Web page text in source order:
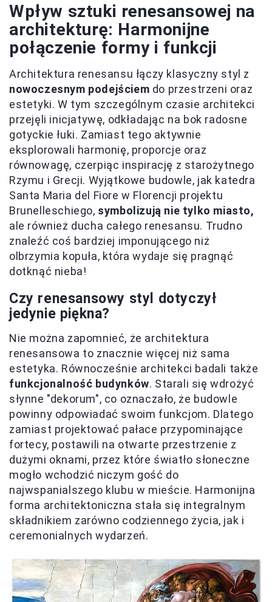
Wpływ sztuki renesansowej na
architekturę: Harmonijne
połączenie formy i funkcji
Architektura renesansu łączy klasyczny styl z
nowoczesnym podejściem do przestrzeni oraz
estetyki. W tym szczególnym czasie architekci
przejęli inicjatywę, odkładając na bok radosne
gotyckie łuki. Zamiast tego aktywnie
eksplorowali harmonię, proporcje oraz
równowagę, czerpiąc inspirację z starożytnego
Rzymu i Grecji. Wyjątkowe budowle, jak katedra
Santa Maria del Fiore w Florencji projektu
Brunelleschiego, symbolizują nie tylko miasto,
ale również ducha całego renesansu. Trudno
znaleźć coś bardziej imponującego niż
olbrzymia kopuła, która wydaje się pragnąć
dotknąć nieba!
Czy renesansowy styl dotyczył
jedynie piękna?
Nie można zapomnieć, że architektura
renesansowa to znacznie więcej niż sama
estetyka. Równocześnie architekci badali także
funkcjonalność budynków. Starali się wdrożyć
słynne "dekorum", co oznaczało, że budowle
powinny odpowiadać swoim funkcjom. Dlatego
zamiast projektować pałace przypominające
fortecy, postawili na otwarte przestrzenie z
dużymi oknami, przez które światło słoneczne
mogło wchodzić niczym gość do
najwspanialszego klubu w mieście. Harmonijna
forma architektoniczna stała się integralnym
składnikiem zarówno codziennego życia, jak i
ceremonialnych wydarzeń.